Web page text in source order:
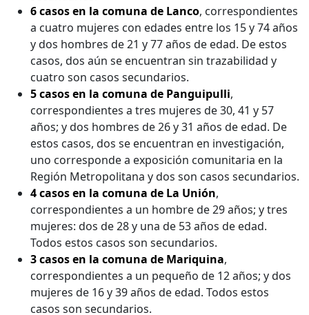
6 casos en la comuna de Lanco, correspondientes
a cuatro mujeres con edades entre los 15 y 74 años
y dos hombres de 21 y 77 años de edad. De estos
casos, dos aún se encuentran sin trazabilidad y
cuatro son casos secundarios.
5 casos en la comuna de Panguipulli,
correspondientes a tres mujeres de 30, 41 y 57
años; y dos hombres de 26 y 31 años de edad. De
estos casos, dos se encuentran en investigación,
uno corresponde a exposición comunitaria en la
Región Metropolitana y dos son casos secundarios.
4 casos en la comuna de La Unión,
correspondientes a un hombre de 29 años; y tres
mujeres: dos de 28 y una de 53 años de edad.
Todos estos casos son secundarios.
3 casos en la comuna de Mariquina,
correspondientes a un pequeño de 12 años; y dos
mujeres de 16 y 39 años de edad. Todos estos
casos son secundarios.